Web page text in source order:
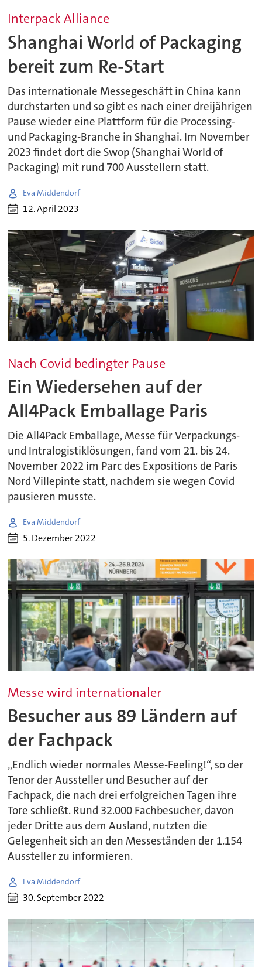
Interpack Alliance
Shanghai World of Packaging
bereit zum Re-Start
Das internationale Messegeschäft in China kann
durchstarten und so gibt es nach einer dreijährigen
Pause wieder eine Plattform für die Processing-
und Packaging-Branche in Shanghai. Im November
2023 findet dort die Swop (Shanghai World of
Packaging) mit rund 700 Ausstellern statt.
Eva Middendorf
12. April 2023
Nach Covid bedingter Pause
Ein Wiedersehen auf der
All4Pack Emballage Paris
Die All4Pack Emballage, Messe für Verpackungs-
und Intralogistiklösungen, fand vom 21. bis 24.
November 2022 im Parc des Expositions de Paris
Nord Villepinte statt, nachdem sie wegen Covid
pausieren musste.
Eva Middendorf
5. Dezember 2022
Messe wird internationaler
Besucher aus 89 Ländern auf
der Fachpack
„Endlich wieder normales Messe-Feeling!“, so der
Tenor der Aussteller und Besucher auf der
Fachpack, die nach drei erfolgreichen Tagen ihre
Tore schließt. Rund 32.000 Fachbesucher, davon
jeder Dritte aus dem Ausland, nutzten die
Gelegenheit sich an den Messeständen der 1.154
Aussteller zu informieren.
Eva Middendorf
30. September 2022